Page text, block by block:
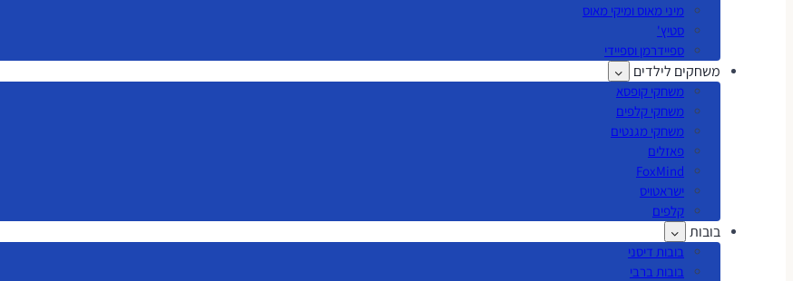
מיני מאוס ומיקי מאוס
סטיץ'
ספיידרמן וספיידי
משחקים לילדים
משחקי קופסא
משחקי קלפים
משחקי מגנטים
פאזלים
FoxMind
ישראטויס
קלפים
בובות
בובות דיסני
בובות ברבי